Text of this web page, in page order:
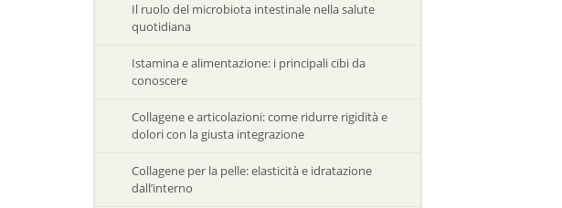
Il ruolo del microbiota intestinale nella salute
quotidiana
Istamina e alimentazione: i principali cibi da
conoscere
Collagene e articolazioni: come ridurre rigidità e
dolori con la giusta integrazione
Collagene per la pelle: elasticità e idratazione
dall’interno